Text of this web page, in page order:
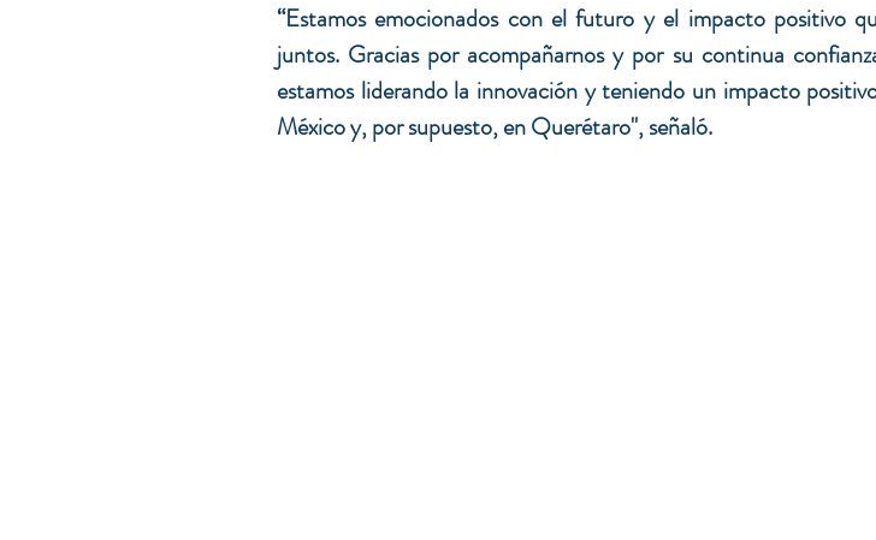
“Estamos emocionados con el futuro y el impacto positivo
juntos. Gracias por acompañarnos y por su continua
estamos liderando la innovación y teniendo un impacto
México y, por supuesto, en Querétaro", señaló.